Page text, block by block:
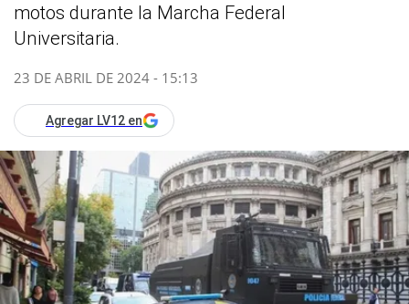
motos durante la Marcha Federal
Universitaria.
23 DE ABRIL DE 2024 - 15:13
Agregar LV12 en